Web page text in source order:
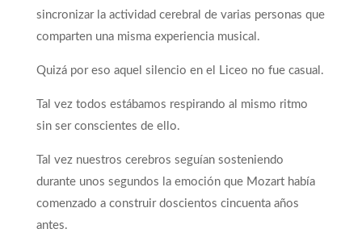
sincronizar la actividad cerebral de varias personas que
comparten una misma experiencia musical.
Quizá por eso aquel silencio en el Liceo no fue casual.
Tal vez todos estábamos respirando al mismo ritmo
sin ser conscientes de ello.
Tal vez nuestros cerebros seguían sosteniendo
durante unos segundos la emoción que Mozart había
comenzado a construir doscientos cincuenta años
antes.